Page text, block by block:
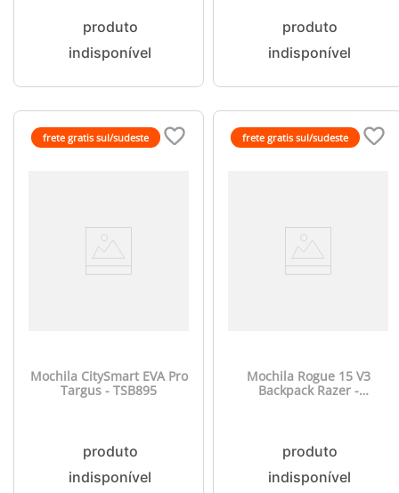
frete gratis sul/sudeste
Mochila CitySmart EVA Pro
Targus - TSB895
frete gratis sul/sudeste
Mochila Rogue 15 V3
Backpack Razer -